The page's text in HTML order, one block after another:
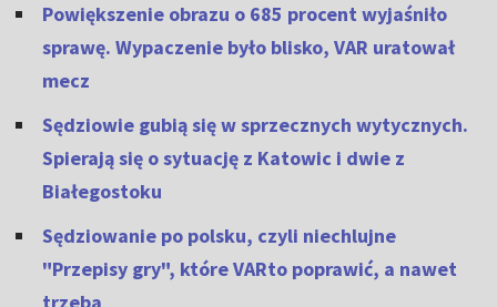
Powiększenie obrazu o 685 procent wyjaśniło
sprawę. Wypaczenie było blisko, VAR uratował
mecz
Sędziowie gubią się w sprzecznych wytycznych.
Spierają się o sytuację z Katowic i dwie z
Białegostoku
Sędziowanie po polsku, czyli niechlujne
"Przepisy gry", które VARto poprawić, a nawet